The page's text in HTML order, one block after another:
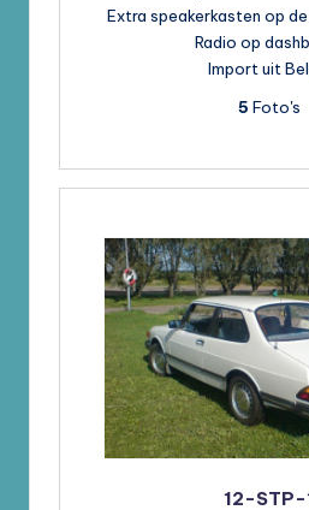
Extra speakerkasten op
Radio op
Import uit
5 Foto's
12-STP-